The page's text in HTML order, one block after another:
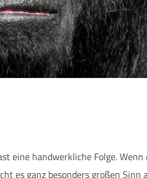
eine handwerkliche Folge.
es ganz besonders großen Sinn